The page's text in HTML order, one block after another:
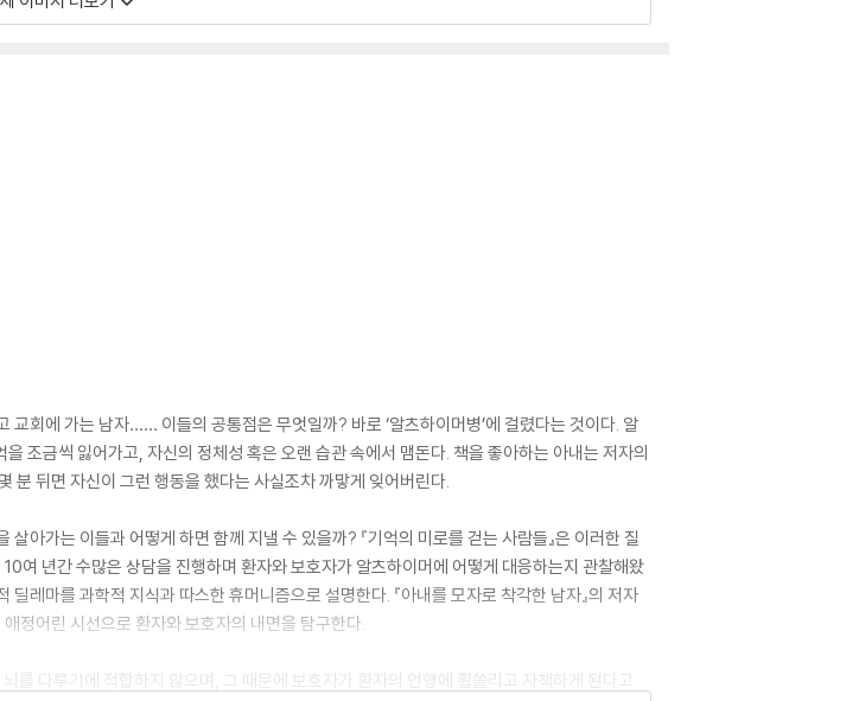
회에 가는 남자…… 이들의 공통점은 무엇일까? 바로 ‘알츠하이머병’에 걸렸다는 것이다. 알
조금씩 잃어가고, 자신의 정체성 혹은 오랜 습관 속에서 맴돈다. 책을 좋아하는 아내는 저자의
분 뒤면 자신이 그런 행동을 했다는 사실조차 까맣게 잊어버린다.
아가는 이들과 어떻게 하면 함께 지낼 수 있을까? 『기억의 미로를 걷는 사람들』은 이러한 질
여 년간 수많은 상담을 진행하며 환자와 보호자가 알츠하이머에 어떻게 대응하는지 관찰해왔
레마를 과학적 지식과 따스한 휴머니즘으로 설명한다. 『아내를 모자로 착각한 남자』의 저자
정어린 시선으로 환자와 보호자의 내면을 탐구한다.
뇌를 다루기에 적합하지 않으며, 그 때문에 보호자가 환자의 언행에 휩쓸리고 자책하게 된다고